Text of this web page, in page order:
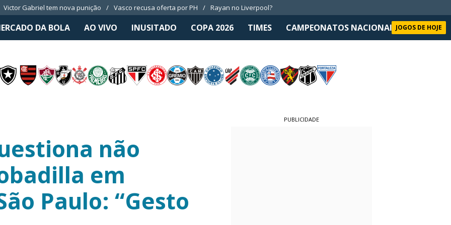
Victor Gabriel tem nova punição Vasco recusa oferta por PH Rayan no Liverpool?
DA BOLA AO VIVO INUSITADO COPA 2026 TIMES CAMPEONATOS NACIONAIS SELEÇÃO
JOGOS DE HOJE
não
em
Paulo: “Gesto
PUBLICIDADE